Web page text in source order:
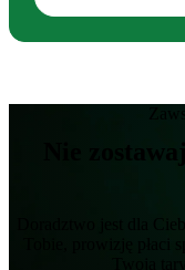
Nie
Doradztwo jest dla
Tobie, prowizję płaci
Twoją